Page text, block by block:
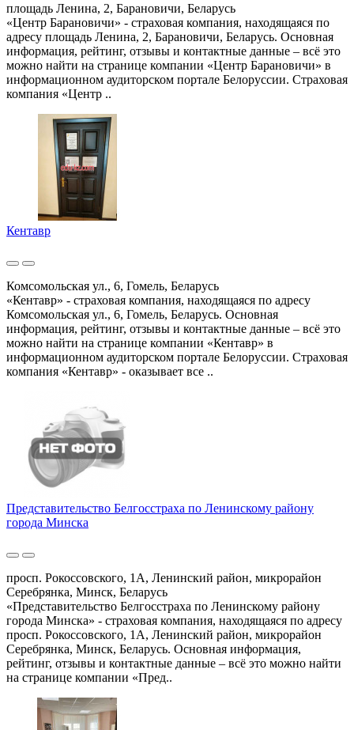
площадь Ленина, 2, Барановичи, Беларусь
«Центр Барановичи» - страховая компания, находящаяся по
адресу площадь Ленина, 2, Барановичи, Беларусь. Основная
информация, рейтинг, отзывы и контактные данные – всё это
можно найти на странице компании «Центр Барановичи» в
информационном аудиторском портале Белоруссии. Страховая
компания «Центр ..
Кентавр
Комсомольская ул., 6, Гомель, Беларусь
«Кентавр» - страховая компания, находящаяся по адресу
Комсомольская ул., 6, Гомель, Беларусь. Основная
информация, рейтинг, отзывы и контактные данные – всё это
можно найти на странице компании «Кентавр» в
информационном аудиторском портале Белоруссии. Страховая
компания «Кентавр» - оказывает все ..
Представительство Белгосстраха по Ленинскому району
города Минска
просп. Рокоссовского, 1А, Ленинский район, микрорайон
Серебрянка, Минск, Беларусь
«Представительство Белгосстраха по Ленинскому району
города Минска» - страховая компания, находящаяся по адресу
просп. Рокоссовского, 1А, Ленинский район, микрорайон
Серебрянка, Минск, Беларусь. Основная информация,
рейтинг, отзывы и контактные данные – всё это можно найти
на странице компании «Пред..